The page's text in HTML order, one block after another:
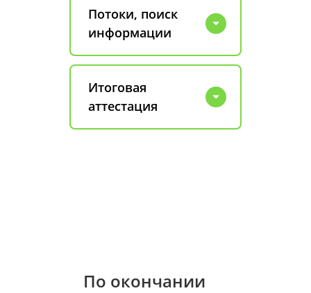
Потоки, поиск
информации
Итоговая
аттестация
По окончании